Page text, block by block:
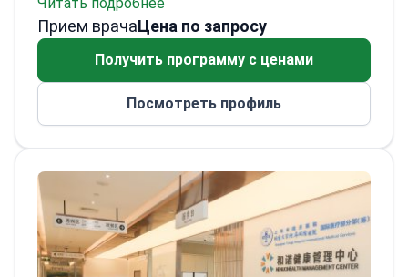
научным руководителем магистрантов.
лапароскопической хирургии. Прошел
качестве приглашённого исследователя в
Норвегия.
Специализируется на
малоинвазивных гистероскопических и
лапароскопических операциях. Выполняет
реконструкции тазового дна и влагалища.
Проводит органосохраняющее лечение
Прием врачаЦена по запросу
Получить программу с ценами
Посмотреть профиль